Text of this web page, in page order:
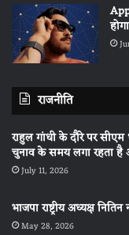
राजनीति
राहुल गांधी के दौरे पर
चुनाव के समय लगा रहता है
July 11, 2026
भाजपा राष्ट्रीय अध्यक्ष
May 28, 2026